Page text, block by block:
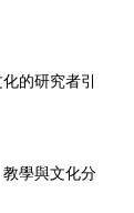
的研究者引
學與文化分